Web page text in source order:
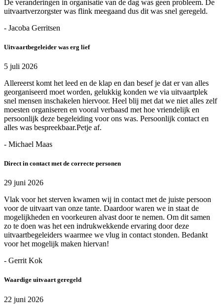
De veranderingen in organisatie van de dag was geen probleem. De
uitvaartverzorgster was flink meegaand dus dit was snel geregeld.
- Jacoba Gerritsen
Uitvaartbegeleider was erg lief
5 juli 2026
Allereerst komt het leed en de klap en dan besef je dat er van alles
georganiseerd moet worden, gelukkig konden we via uitvaartplek
snel mensen inschakelen hiervoor. Heel blij met dat we niet alles zelf
moesten organiseren en vooral verbaasd met hoe vriendelijk en
persoonlijk deze begeleiding voor ons was. Persoonlijk contact en
alles was bespreekbaar.Petje af.
- Michael Maas
Direct in contact met de correcte personen
29 juni 2026
Vlak voor het sterven kwamen wij in contact met de juiste persoon
voor de uitvaart van onze tante. Daardoor waren we in staat de
mogelijkheden en voorkeuren alvast door te nemen. Om dit samen
zo te doen was het een indrukwekkende ervaring door deze
uitvaartbegeleiders waarmee we vlug in contact stonden. Bedankt
voor het mogelijk maken hiervan!
- Gerrit Kok
Waardige uitvaart geregeld
22 juni 2026